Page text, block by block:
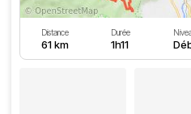
Distance
61 km
Durée
1h11